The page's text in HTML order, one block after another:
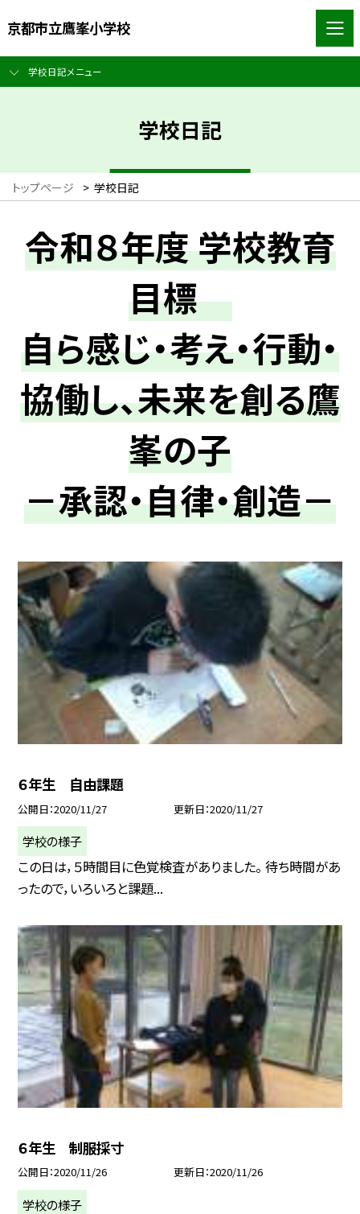
京都市立鷹峯小学校
学校日記メニュー
学校日記
トップページ > 学校日記
令和８年度 学校教育
目標
自ら感じ・考え・行動・
協働し、未来を創る鷹
峯の子
－承認・自律・創造－
６年生 自由課題
公開日 2020/11/27 更新日 2020/11/27
学校の様子
この日は，５時間目に色覚検査がありました。 待ち時間があ
ったので，いろいろと課題...
６年生 制服採寸
公開日 2020/11/26 更新日 2020/11/26
学校の様子